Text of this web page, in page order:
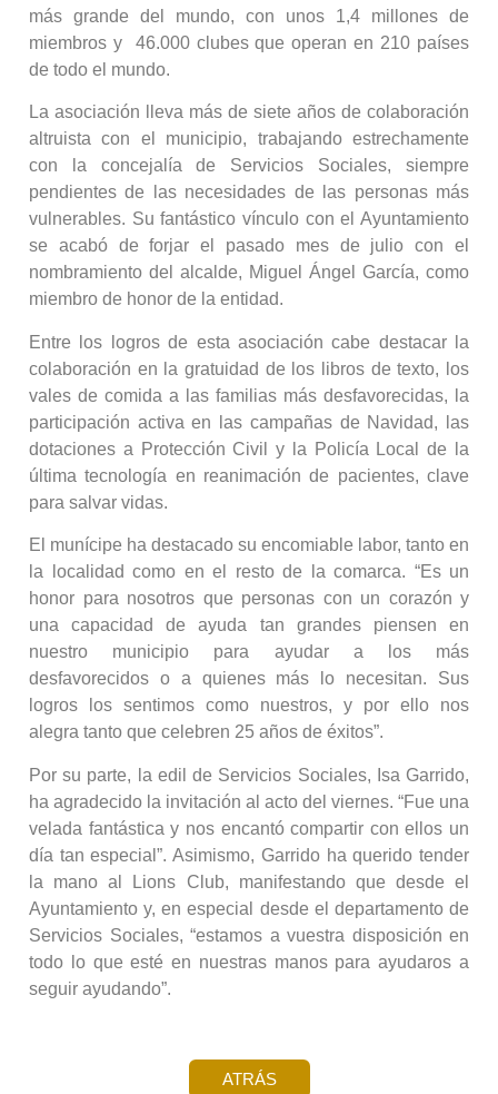
más grande del mundo, con unos 1,4 millones de
miembros y 46.000 clubes que operan en 210 países
de todo el mundo.
La asociación lleva más de siete años de colaboración
altruista con el municipio, trabajando estrechamente
con la concejalía de Servicios Sociales, siempre
pendientes de las necesidades de las personas más
vulnerables. Su fantástico vínculo con el Ayuntamiento
se acabó de forjar el pasado mes de julio con el
nombramiento del alcalde, Miguel Ángel García, como
miembro de honor de la entidad.
Entre los logros de esta asociación cabe destacar la
colaboración en la gratuidad de los libros de texto, los
vales de comida a las familias más desfavorecidas, la
participación activa en las campañas de Navidad, las
dotaciones a Protección Civil y la Policía Local de la
última tecnología en reanimación de pacientes, clave
para salvar vidas.
El munícipe ha destacado su encomiable labor, tanto en
la localidad como en el resto de la comarca. “Es un
honor para nosotros que personas con un corazón y
una capacidad de ayuda tan grandes piensen en
nuestro municipio para ayudar a los más
desfavorecidos o a quienes más lo necesitan. Sus
logros los sentimos como nuestros, y por ello nos
alegra tanto que celebren 25 años de éxitos”.
Por su parte, la edil de Servicios Sociales, Isa Garrido,
ha agradecido la invitación al acto del viernes. “Fue una
velada fantástica y nos encantó compartir con ellos un
día tan especial”. Asimismo, Garrido ha querido tender
la mano al Lions Club, manifestando que desde el
Ayuntamiento y, en especial desde el departamento de
Servicios Sociales, “estamos a vuestra disposición en
todo lo que esté en nuestras manos para ayudaros a
seguir ayudando”.
ATRÁS